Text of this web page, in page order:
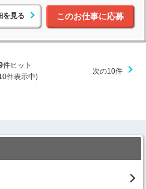
を見る このお仕事に応募
件ヒット
件表示中)
次の10件